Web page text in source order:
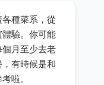
種菜系，從
驗。你可能
月至少去老
有時候是和
啦。